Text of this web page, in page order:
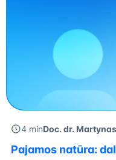
4 minDoc. dr.
Pajamos natūra: